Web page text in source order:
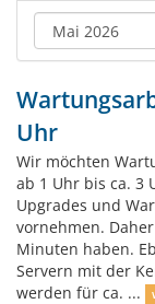
Uhr
Wir möchten
ab 1 Uhr bis ca. 3
Upgrades und
vornehmen.
Minuten haben.
Servern mit der
werden für ca. ...